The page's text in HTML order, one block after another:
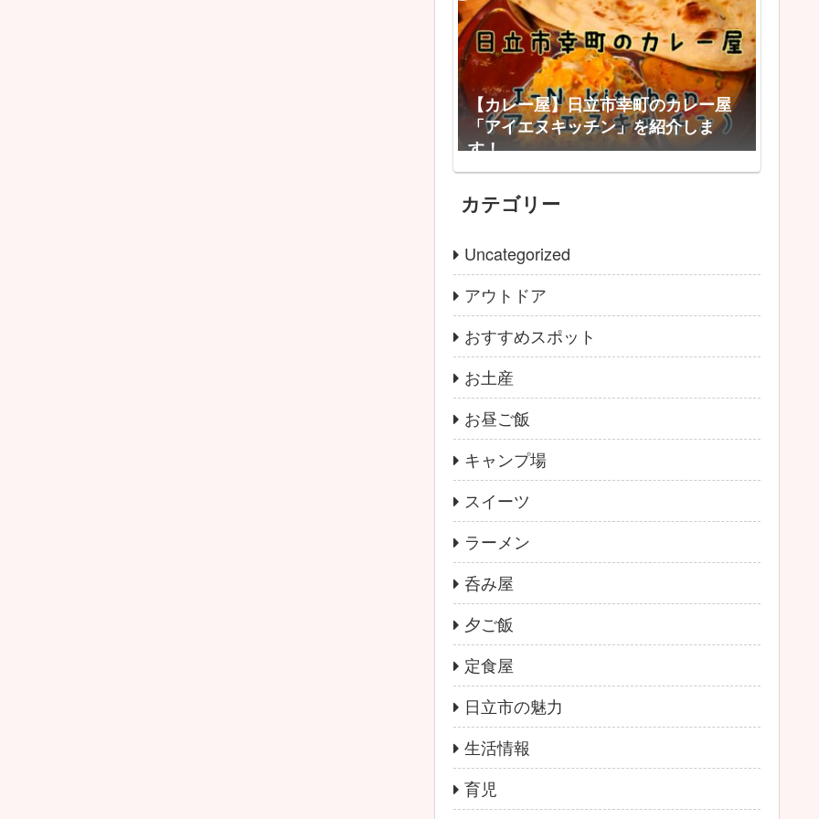
【カレー屋】日立市幸町のカレー屋
「アイエヌキッチン」を紹介しま
す！
カテゴリー
Uncategorized
アウトドア
おすすめスポット
お土産
お昼ご飯
キャンプ場
スイーツ
ラーメン
呑み屋
夕ご飯
定食屋
日立市の魅力
生活情報
育児